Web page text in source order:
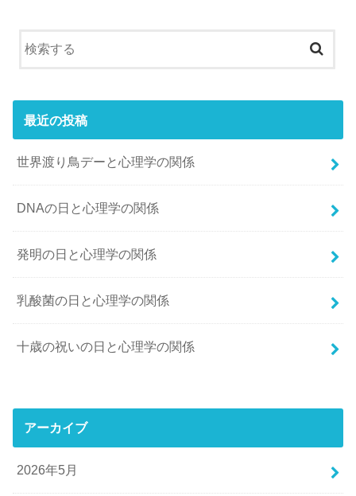
最近の投稿
世界渡り鳥デーと心理学の関係
DNAの日と心理学の関係
発明の日と心理学の関係
乳酸菌の日と心理学の関係
十歳の祝いの日と心理学の関係
アーカイブ
2026年5月